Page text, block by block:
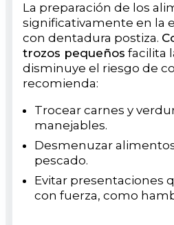
La preparación de los
significativamente en la
con dentadura postiza.
trozos pequeños facilita
disminuye el riesgo de
recomienda:
Trocear carnes y
manejables.
Desmenuzar
pescado.
Evitar presentaciones
con fuerza, como